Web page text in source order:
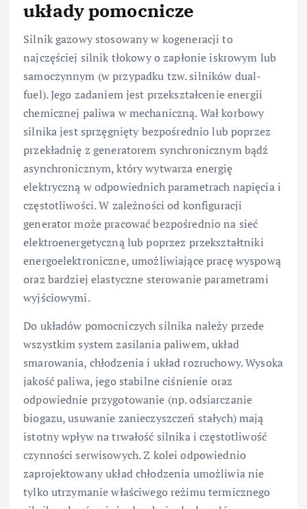
układy pomocnicze
Silnik gazowy stosowany w kogeneracji to
najczęściej silnik tłokowy o zapłonie iskrowym lub
samoczynnym (w przypadku tzw. silników dual-
fuel). Jego zadaniem jest przekształcenie energii
chemicznej paliwa w mechaniczną. Wał korbowy
silnika jest sprzęgnięty bezpośrednio lub poprzez
przekładnię z generatorem synchronicznym bądź
asynchronicznym, który wytwarza energię
elektryczną w odpowiednich parametrach napięcia i
częstotliwości. W zależności od konfiguracji
generator może pracować bezpośrednio na sieć
elektroenergetyczną lub poprzez przekształtniki
energoelektroniczne, umożliwiające pracę wyspową
oraz bardziej elastyczne sterowanie parametrami
wyjściowymi.
Do układów pomocniczych silnika należy przede
wszystkim system zasilania paliwem, układ
smarowania, chłodzenia i układ rozruchowy. Wysoka
jakość paliwa, jego stabilne ciśnienie oraz
odpowiednie przygotowanie (np. odsiarczanie
biogazu, usuwanie zanieczyszczeń stałych) mają
istotny wpływ na trwałość silnika i częstotliwość
czynności serwisowych. Z kolei odpowiednio
zaprojektowany układ chłodzenia umożliwia nie
tylko utrzymanie właściwego reżimu termicznego